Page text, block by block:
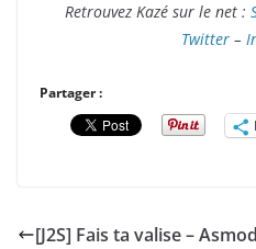
Retrouvez Kazé sur le net :
Twitter–
Partager :
[J2S] Fais ta valise –